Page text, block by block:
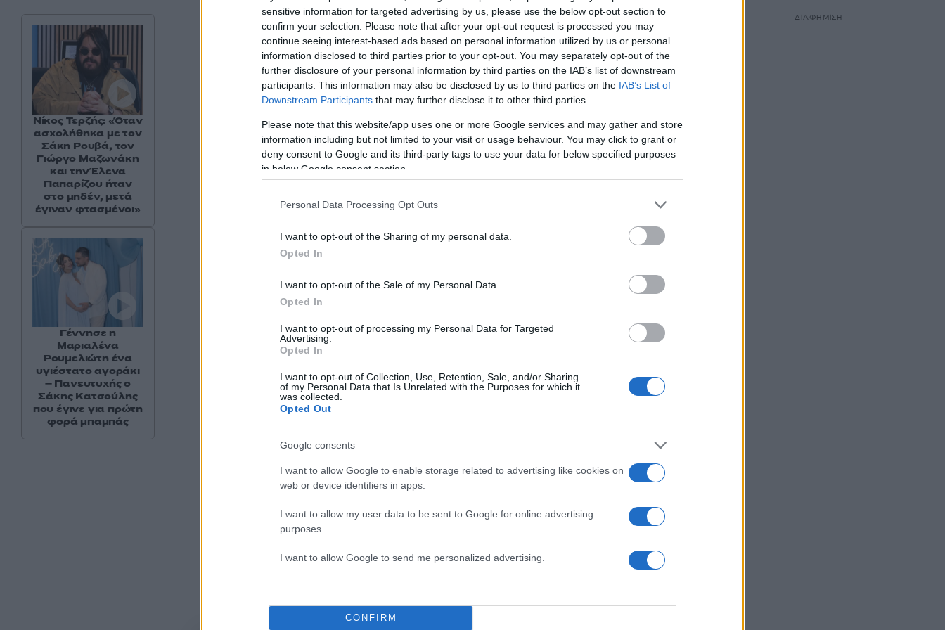
sensitive information for targeted advertising by us, please use the below opt-out section to
confirm your selection. Please note that after your opt-out request is processed you may
continue seeing interest-based ads based on personal information utilized by us or personal
information disclosed to third parties prior to your opt-out. You may separately opt-out of the
further disclosure of your personal information by third parties on the IAB’s list of downstream
participants. This information may also be disclosed by us to third parties on the IAB’s List of
Downstream Participants that may further disclose it to other third parties.
Please note that this website/app uses one or more Google services and may gather and store
information including but not limited to your visit or usage behaviour. You may click to grant or
deny consent to Google and its third-party tags to use your data for below specified purposes
in below Google consent section.
Personal Data Processing Opt Outs
I want to opt-out of the Sharing of my personal data.
Opted In
I want to opt-out of the Sale of my Personal Data.
Opted In
I want to opt-out of processing my Personal Data for Targeted
Advertising.
Opted In
I want to opt-out of Collection, Use, Retention, Sale, and/or Sharing
of my Personal Data that Is Unrelated with the Purposes for which it
was collected.
Opted Out
Google consents
I want to allow Google to enable storage related to advertising like cookies on
web or device identifiers in apps.
I want to allow my user data to be sent to Google for online advertising
purposes.
I want to allow Google to send me personalized advertising.
CONFIRM
Παρά τις δυσκολίες που περνούσε ο Νίκος Σεργιανόπουλος, η χημεία του με
τον Άγγελο Παπαδημητρίου στη σκηνή ήταν πολύ καλή και ο κόσμος είχε
αγαπήσει το έργο.
ΔΙΑΦΗΜΙΣΗ
Νίκος Τερζής: «Όταν
ασχολήθηκα με τον
Σάκη Ρουβά, τον
Γιώργο Μαζωνάκη
και την Έλενα
Παπαρίζου ήταν
στο μηδέν, μετά
έγιναν φτασμένοι»
Γέννησε η
Μαριαλένα
Ρουμελιώτη ένα
υγιέστατο αγοράκι
– Πανευτυχής ο
Σάκης Κατσούλης
που έγινε για πρώτη
φορά μπαμπάς
ΔΙΑΦΗΜΙΣΗ